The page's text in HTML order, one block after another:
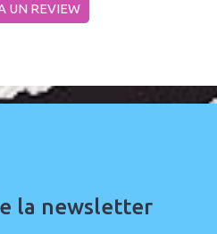
UN REVIEW
la newsletter